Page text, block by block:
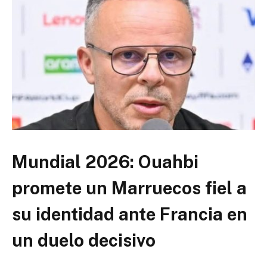
Mundial 2026: Ouahbi
promete un Marruecos fiel a
su identidad ante Francia en
un duelo decisivo